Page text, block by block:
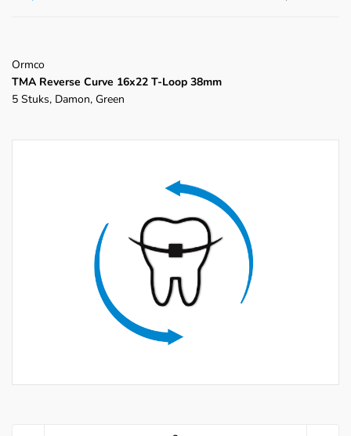
Ormco
TMA Reverse Curve 16x22 T-Loop 38mm
5 Stuks, Damon, Green